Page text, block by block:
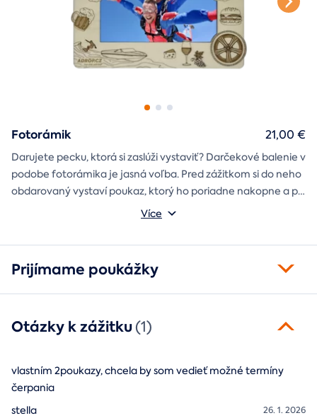
Fotorámik
Darujete pecku, ktorá si zaslúži vystaviť? Darčekové balenie v
podobe fotorámika je jasná voľba. Pred zážitkom si do neho
obdarovaný vystaví poukaz, ktorý ho poriadne nakopne a po
absolvovaní tam poputuje fotka zo zážitku, ktorá pri každom
Môžete vybrať z motívov balónový, tunelový a univerzálny
Více
21,00 €
Prijímame poukážky
Otázky k zážitku(1)
vlastním 2poukazy, chcela by som vedieť možné termíny
čerpania
26. 1. 2026
stella